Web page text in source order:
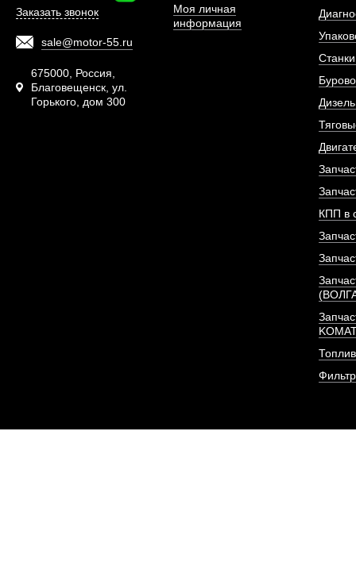
Шпилька переднего
АРТИКУЛ:
ПОД
Заказать звонок
sale@motor-55.ru
675000, Россия,
Благовещенск, ул.
Горького, дом 300
Моя личная
информация
КПП в